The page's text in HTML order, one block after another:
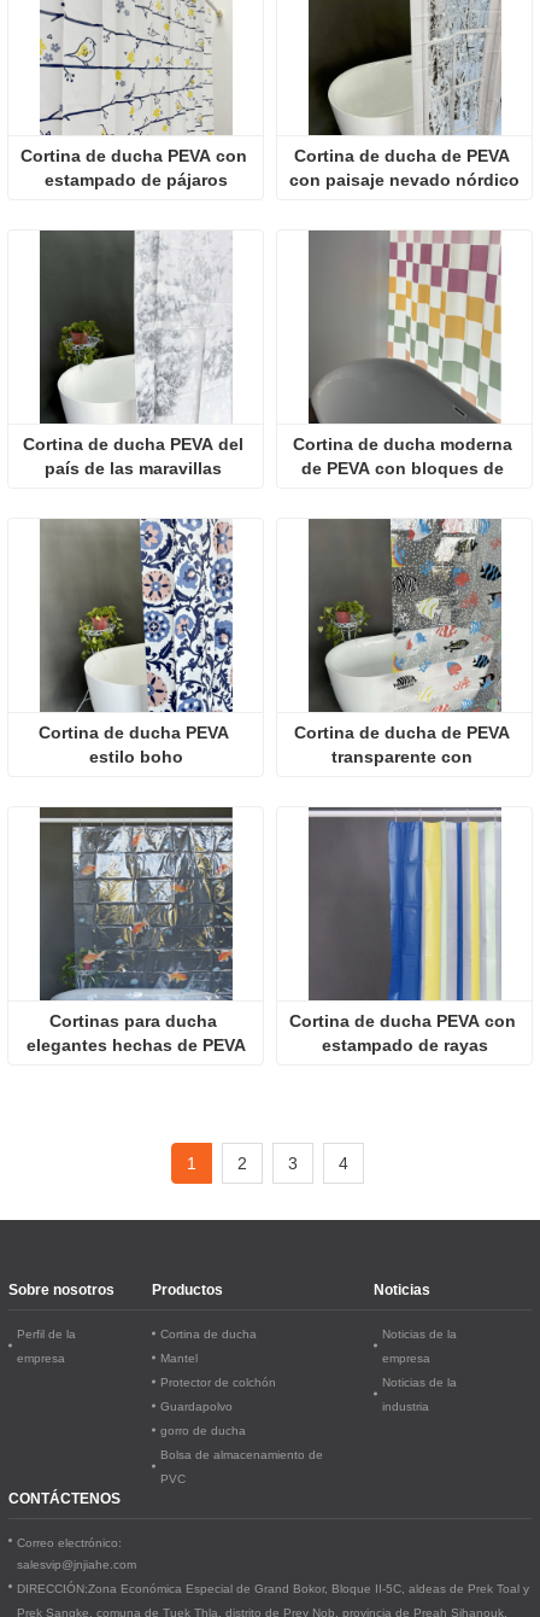
Cortina de ducha PEVA con
estampado de pájaros
Cortina de ducha de PEVA
con paisaje nevado nórdico
Cortina de ducha PEVA del
país de las maravillas
Cortina de ducha moderna
de PEVA con bloques de
Cortina de ducha PEVA
estilo boho
Cortina de ducha de PEVA
transparente con
Cortinas para ducha
elegantes hechas de PEVA
Cortina de ducha PEVA con
estampado de rayas
1 2 3 4
Sobre nosotros
Perfil de la
empresa
Productos
Cortina de ducha
Mantel
Protector de colchón
Guardapolvo
gorro de ducha
Bolsa de almacenamiento de
PVC
Noticias
Noticias de la
empresa
Noticias de la
industria
CONTÁCTENOS
Correo electrónico:
salesvip@jnjiahe.com
DIRECCIÓN:Zona Económica Especial de Grand Bokor, Bloque II-5C, aldeas de Prek Toal y
Prek Sangke, comuna de Tuek Thla, distrito de Prey Nob, provincia de Preah Sihanouk.